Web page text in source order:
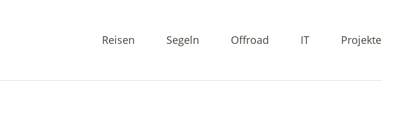
Reisen Segeln Offroad IT Projekte